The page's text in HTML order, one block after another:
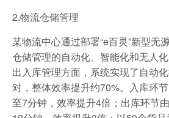
2.物流仓储管理
某物流中心通过部署“e百灵”新型无
仓储管理的自动化、智能化和无人
出入库管理方面，系统实现了自动
对，整体效率提升约70%。入库环
至7分钟，效率提升4倍；出库环节